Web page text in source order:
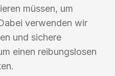
müssen, um
verwenden wir
und sichere
einen reibungslosen